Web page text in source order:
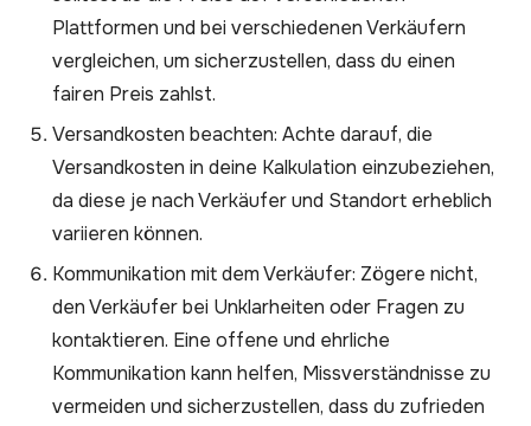
Plattformen und bei verschiedenen Verkäufern
vergleichen, um sicherzustellen, dass du einen
fairen Preis zahlst.
Versandkosten beachten: Achte darauf, die
Versandkosten in deine Kalkulation einzubeziehen,
da diese je nach Verkäufer und Standort erheblich
variieren können.
Kommunikation mit dem Verkäufer: Zögere nicht,
den Verkäufer bei Unklarheiten oder Fragen zu
kontaktieren. Eine offene und ehrliche
Kommunikation kann helfen, Missverständnisse zu
vermeiden und sicherzustellen, dass du zufrieden